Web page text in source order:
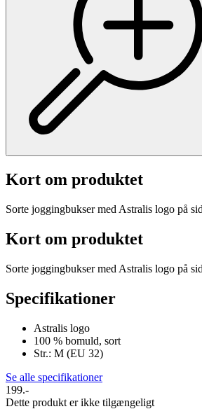
Kort om produktet
Sorte joggingbukser med Astralis logo på
Kort om produktet
Sorte joggingbukser med Astralis logo på
Specifikationer
Astralis logo
100 % bomuld, sort
Str.: M (EU 32)
Se alle specifikationer
199.-
Dette produkt er ikke tilgængeligt